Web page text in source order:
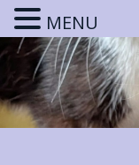
MENU